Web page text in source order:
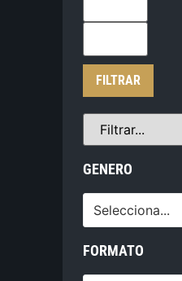
FILTRAR
GENERO
Selecciona...
FORMATO